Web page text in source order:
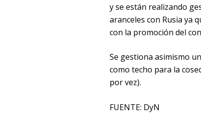
y se están realizando
aranceles con Rusia ya
con la promoción del
Se gestiona asimismo
como techo para la
por vez).
FUENTE: DyN